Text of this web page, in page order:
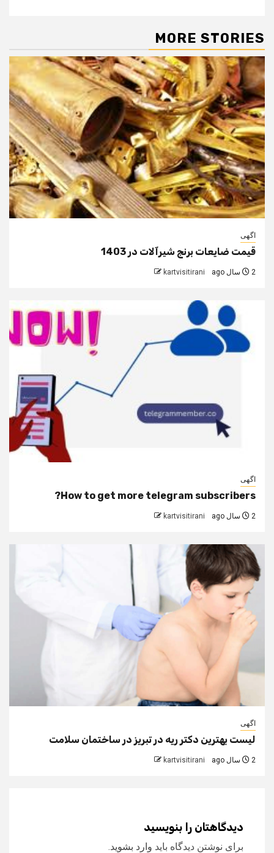
MORE STORIES
اگهی
قیمت ضایعات برنج شیرآلات در 1403
2 سال ago kartvisitirani
اگهی
How to get more telegram subscribers?
2 سال ago kartvisitirani
اگهی
لیست بهترین دکتر ریه در تبریز در ساختمان سلامت
2 سال ago kartvisitirani
دیدگاهتان را بنویسید
برای نوشتن دیدگاه باید وارد بشوید.